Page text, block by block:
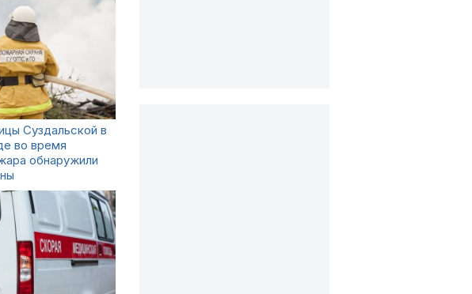
Суздальской в
во время
обнаружили